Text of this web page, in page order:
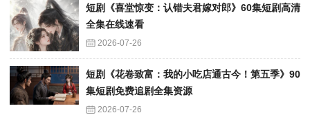
短剧《喜堂惊变：认错夫君嫁对郎》60集短剧高清
全集在线速看
2026-07-26
短剧《花卷致富：我的小吃店通古今！第五季》90
集短剧免费追剧全集资源
2026-07-26